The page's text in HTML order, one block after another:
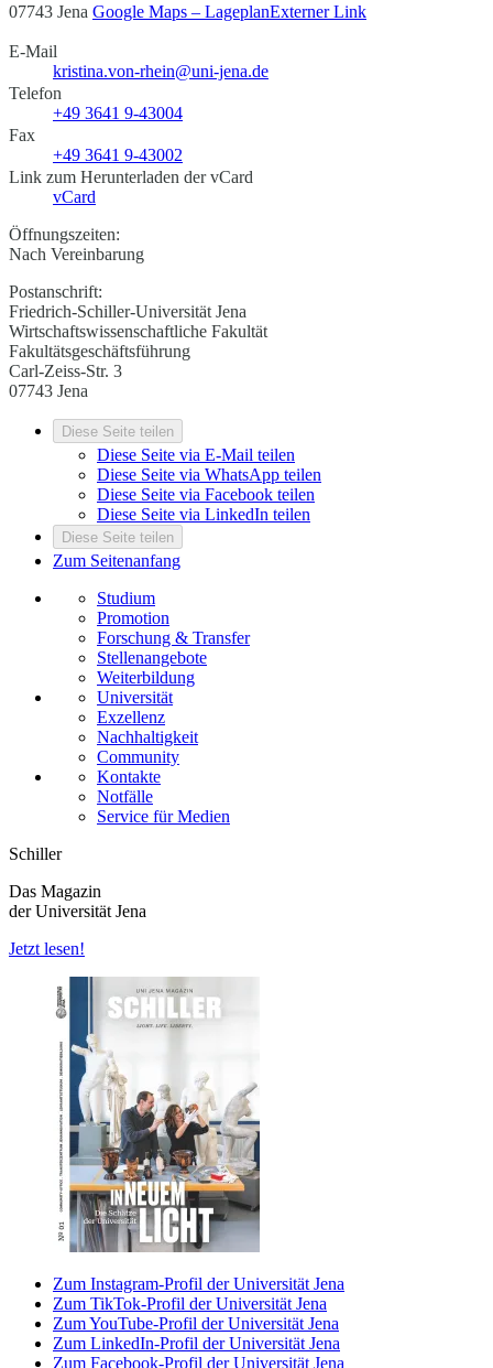
07743 Jena Google Maps – LageplanExterner Link
E-Mail
kristina.von-rhein@uni-jena.de
Telefon
+49 3641 9-43004
Fax
+49 3641 9-43002
Link zum Herunterladen der vCard
vCard
Öffnungszeiten:
Nach Vereinbarung
Postanschrift:
Friedrich-Schiller-Universität Jena
Wirtschaftswissenschaftliche Fakultät
Fakultätsgeschäftsführung
Carl-Zeiss-Str. 3
07743 Jena
Diese Seite teilen
Diese Seite via E-Mail teilen
Diese Seite via WhatsApp teilen
Diese Seite via Facebook teilen
Diese Seite via LinkedIn teilen
Diese Seite teilen
Zum Seitenanfang
Studium
Promotion
Forschung & Transfer
Stellenangebote
Weiterbildung
Universität
Exzellenz
Nachhaltigkeit
Community
Kontakte
Notfälle
Service für Medien
Schiller
Das Magazin
der Universität Jena
Jetzt lesen!
Zum Instagram-Profil der Universität Jena
Zum TikTok-Profil der Universität Jena
Zum YouTube-Profil der Universität Jena
Zum LinkedIn-Profil der Universität Jena
Zum Facebook-Profil der Universität Jena